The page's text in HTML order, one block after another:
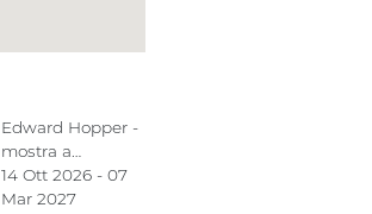
Edward Hopper -
mostra a…
14 Ott 2026 - 07
Mar 2027